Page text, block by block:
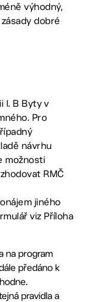
výhodný,
dobré
I. B Byty v
Pro
návrhu
možnosti
RMČ
jiného
viz Příloha
na program
předáno k
pravidla a